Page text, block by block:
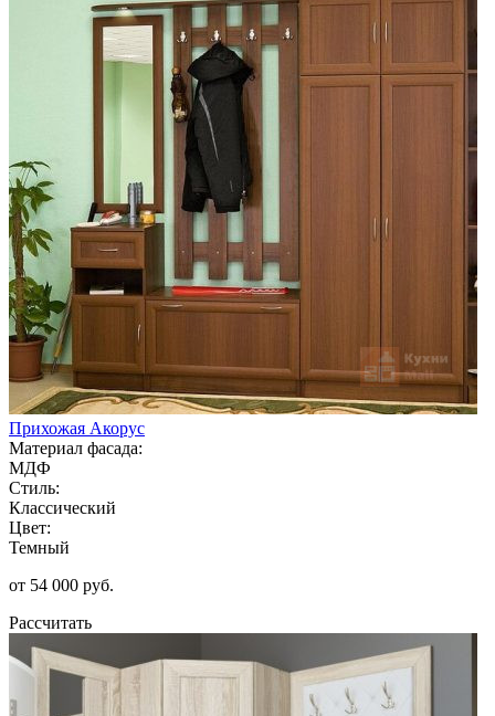
Прихожая Акорус
Материал фасада:
МДФ
Стиль:
Классический
Цвет:
Темный
от 54 000 руб.
Рассчитать